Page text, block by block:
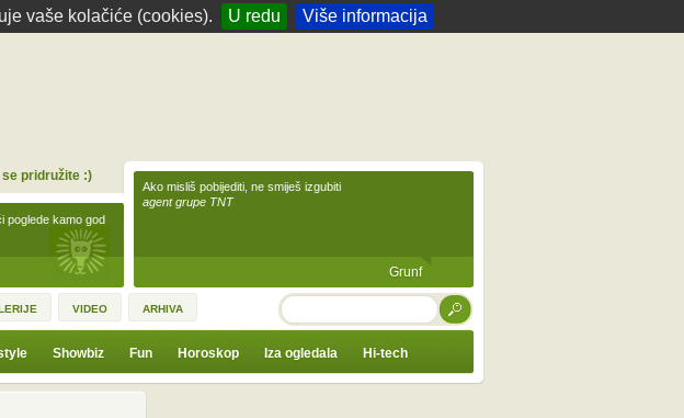
vaše kolačiće (cookies). U redu Više informacija
poglede kamo god
pridružite :)
Ako misliš pobijediti, ne smiješ izgubiti
agent grupe TNT
Grunf
VIDEO ARHIVA TRAŽI
Showbiz Fun Horoskop Iza ogledala Hi-tech